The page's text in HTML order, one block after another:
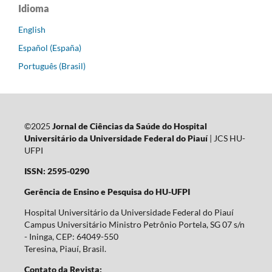
Idioma
English
Español (España)
Português (Brasil)
©2025 Jornal de Ciências da Saúde do Hospital
Universitário da Universidade Federal do Piauí| JCS HU-
UFPI
ISSN: 2595-0290
Gerência de Ensino e Pesquisa do HU-UFPI
Hospital Universitário da Universidade Federal do Piauí
Campus Universitário Ministro Petrônio Portela, SG 07 s/n
- Ininga, CEP: 64049-550
Teresina, Piauí, Brasil.
Contato da Revista: